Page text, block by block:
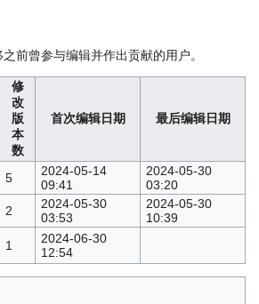
前曾参与编辑并作出贡献的用户。
修
改
版
本
数
首次编辑日期 最后编辑日期
5
2024-05-14
09:41
2024-05-30
03:20
2
2024-05-30
03:53
2024-05-30
10:39
1
2024-06-30
12:54